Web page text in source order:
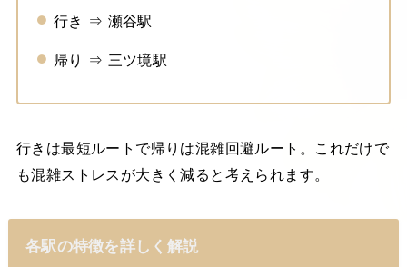
行き ⇒ 瀬谷駅
帰り ⇒ 三ツ境駅
行きは最短ルートで帰りは混雑回避ルート。これだけで
も混雑ストレスが大きく減ると考えられます。
各駅の特徴を詳しく解説